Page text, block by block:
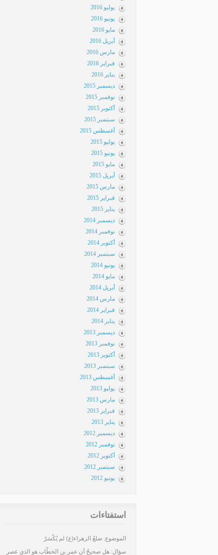
يوليو 2016
يونيو 2016
مايو 2016
أبريل 2016
مارس 2016
فبراير 2016
يناير 2016
ديسمبر 2015
نوفمبر 2015
أكتوبر 2015
سبتمبر 2015
أغسطس 2015
يوليو 2015
يونيو 2015
مايو 2015
أبريل 2015
مارس 2015
فبراير 2015
يناير 2015
ديسمبر 2014
نوفمبر 2014
أكتوبر 2014
سبتمبر 2014
يونيو 2014
مايو 2014
أبريل 2014
مارس 2014
فبراير 2014
يناير 2014
ديسمبر 2013
نوفمبر 2013
أكتوبر 2013
سبتمبر 2013
أغسطس 2013
يوليو 2013
مارس 2013
فبراير 2013
يناير 2013
ديسمبر 2012
نوفمبر 2012
أكتوبر 2012
سبتمبر 2012
يونيو 2012
استفتاءات
الموضوع: ضلعُ الزهراء(ع) لم يُكْسَرْ
سؤال: هل صحيحٌ أن عمر بن الخطّاب هو الذي عصر